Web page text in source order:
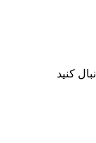
کنید